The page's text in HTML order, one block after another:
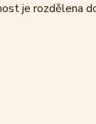
je rozdělena